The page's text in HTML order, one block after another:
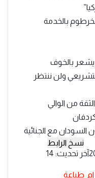
بالخدمة
يشعر بالخوف
ولن ننتظر
من الوالي
السودان مع الجنائية
نسخ الرابط
آخر تحديث: 14
طباعة